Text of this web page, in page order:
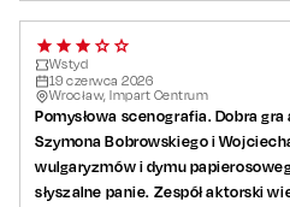
Wstyd
19 czerwca 2026
Wrocław, Impart Centrum
Pomysłowa scenografia. Dobra
Szymona Bobrowskiego i
wulgaryzmów i dymu
słyszalne panie. Zespół aktorski